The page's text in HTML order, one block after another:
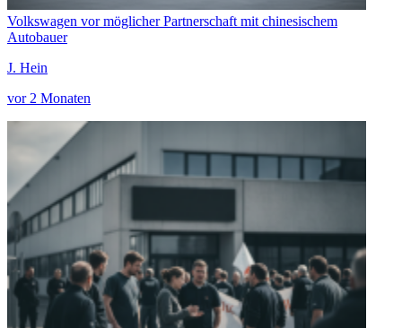
Volkswagen vor möglicher Partnerschaft mit chinesischem
Autobauer
J. Hein
vor 2 Monaten